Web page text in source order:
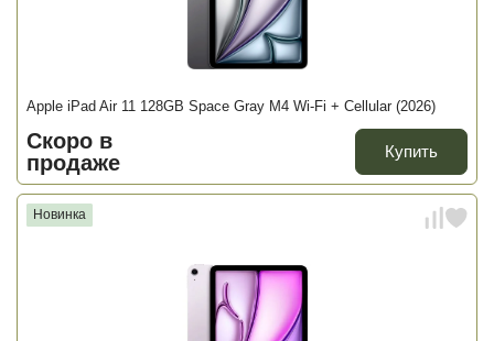
Apple iPad Air 11 128GB Space Gray M4 Wi-Fi + Cellular (2026)
Скоро в
продаже
Купить
Новинка